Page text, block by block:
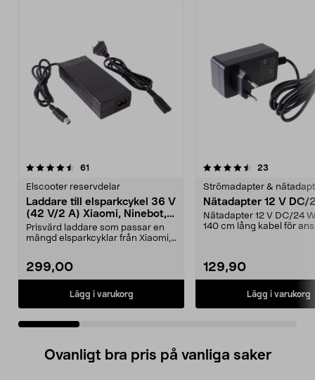
61
Elscooter reservdelar
Laddare till elsparkcykel 36 V
(42 V/2 A) Xiaomi, Ninebot,
E-Way m.fl.
Prisvärd laddare som passar en
mängd elsparkcyklar från Xiaomi,
299,00
Lägg i varukorg
4.5 av 5 stjärnor 23
Strömadapter &
Nätadapter 12 V DC/
Nätadapter 12 V DC/24
140 cm lång kabel för
129,90
Lägg i varukorg
4.5 av 5 stjärnor
Ovanligt bra pris på vanliga saker